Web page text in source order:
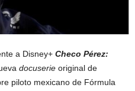
a Disney+ Checo Pérez:
docuserie original de
piloto mexicano de Fórmula